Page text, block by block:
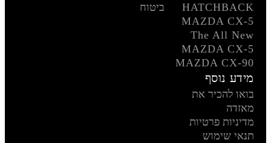
HATCHBACK
MAZDA CX-5
The All New
MAZDA CX-5
MAZDA CX-90
ביטוח
מידע נוסף
בואו להכיר את
מאזדה
מדיניות פרטיות
תנאי שימוש